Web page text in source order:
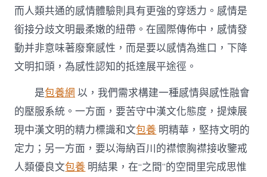
而人類共通的感情體驗則具有更強的穿透力。感情是
銜接分歧文明最柔嫩的紐帶。在國際傳佈中，感情發
動并非意味著廢棄感性，而是要以感情為進口，下降
文明扣頭，為感性認知的抵達展平途徑。
是包養網 以，我們需求構建一種感情與感性融會
的壓服系統。一方面，要苦守中漢文化態度，提煉展
現中漢文明的精力標識和文包養 明精華，堅持文明的
定力；另一方面，要以海納百川的襟懷胸襟接收鑒戒
人類優良文包養 明結果，在“之間”的空間里完成思惟